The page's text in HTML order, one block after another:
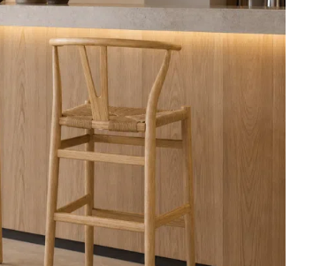
Tables
Cuisines Extérieures